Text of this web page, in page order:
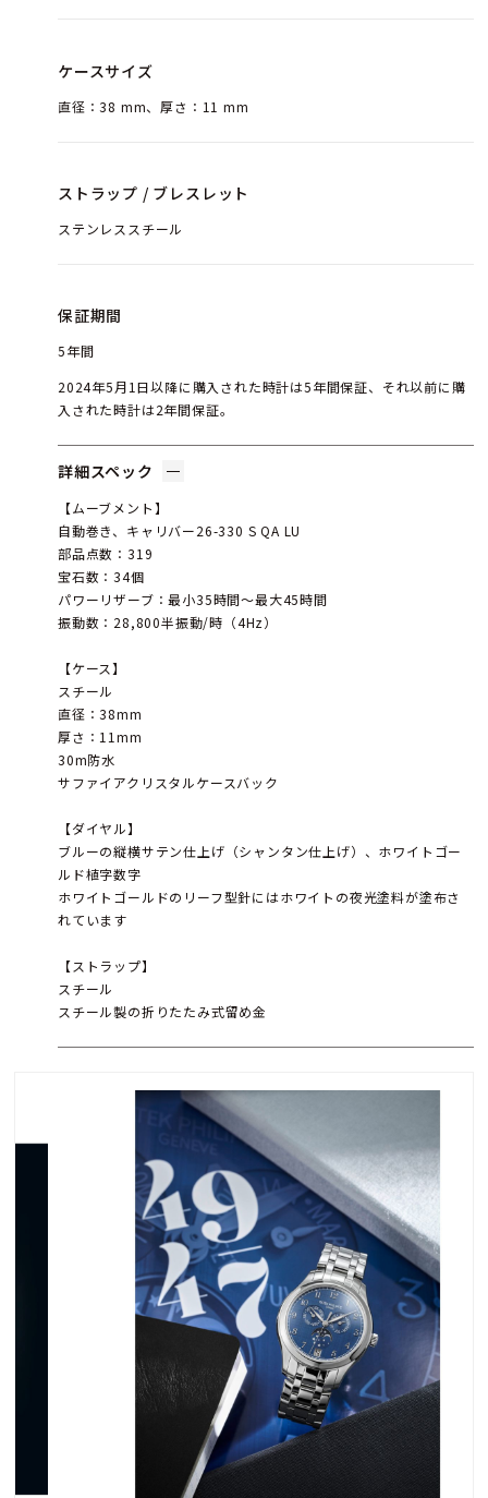
ケースサイズ
直径：38 mm、厚さ：11 mm
ストラップ / ブレスレット
ステンレススチール
保証期間
5年間
2024年5月1日以降に購入された時計は5年間保証、それ以前に購
入された時計は2年間保証。
詳細スペック
【ムーブメント】
自動巻き、キャリバー26-330 S QA LU
部品点数：319
宝石数：34個
パワーリザーブ：最小35時間～最大45時間
振動数：28,800半振動/時（4Hz）
【ケース】
スチール
直径：38mm
厚さ：11mm
30m防水
サファイアクリスタルケースバック
【ダイヤル】
ブルーの縦横サテン仕上げ（シャンタン仕上げ）、ホワイトゴー
ルド植字数字
ホワイトゴールドのリーフ型針にはホワイトの夜光塗料が塗布さ
れています
【ストラップ】
スチール
スチール製の折りたたみ式留め金